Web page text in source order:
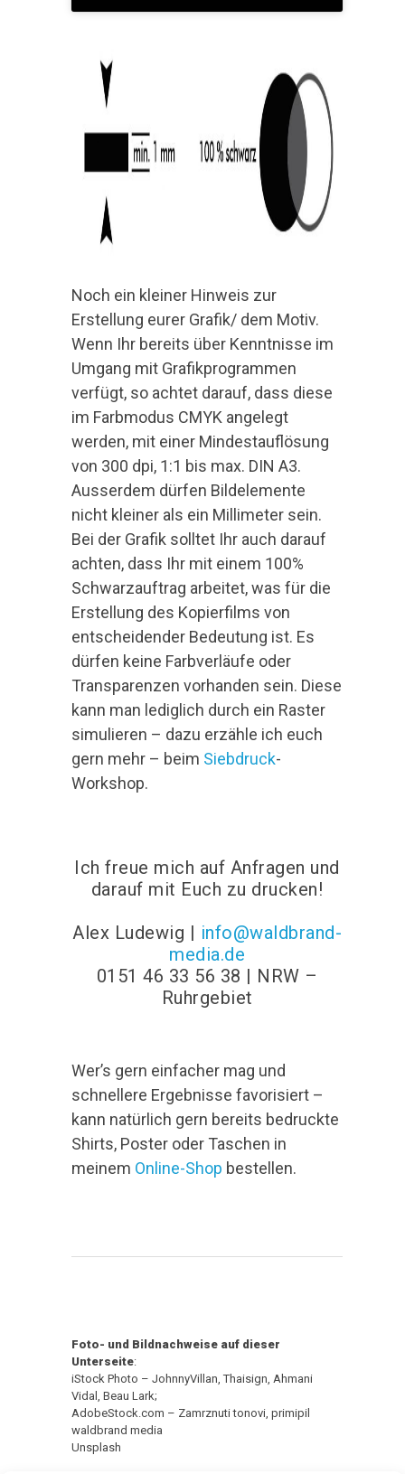
Noch ein kleiner Hinweis zur
Erstellung eurer Grafik/ dem Motiv.
Wenn Ihr bereits über Kenntnisse im
Umgang mit Grafikprogrammen
verfügt, so achtet darauf, dass diese
im Farbmodus CMYK angelegt
werden, mit einer Mindestauflösung
von 300 dpi, 1:1 bis max. DIN A3.
Ausserdem dürfen Bildelemente
nicht kleiner als ein Millimeter sein.
Bei der Grafik solltet Ihr auch darauf
achten, dass Ihr mit einem 100%
Schwarzauftrag arbeitet, was für die
Erstellung des Kopierfilms von
entscheidender Bedeutung ist. Es
dürfen keine Farbverläufe oder
Transparenzen vorhanden sein. Diese
kann man lediglich durch ein Raster
simulieren – dazu erzähle ich euch
gern mehr – beim Siebdruck-
Workshop.
Ich freue mich auf Anfragen und
darauf mit Euch zu drucken!
Alex Ludewig | info@waldbrand-
media.de
0151 46 33 56 38 | NRW –
Ruhrgebiet
Wer’s gern einfacher mag und
schnellere Ergebnisse favorisiert –
kann natürlich gern bereits bedruckte
Shirts, Poster oder Taschen in
meinem Online-Shop bestellen.
Foto- und Bildnachweise auf dieser
Unterseite:
iStock Photo – JohnnyVillan, Thaisign, Ahmani
Vidal, Beau Lark;
AdobeStock.com – Zamrznuti tonovi, primipil
waldbrand media
Unsplash